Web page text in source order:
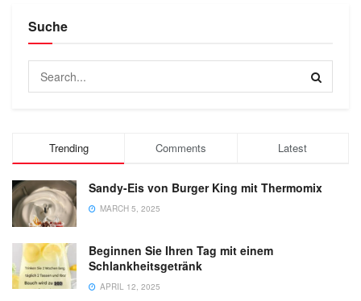
Suche
Trending Comments Latest
Sandy-Eis von Burger King mit Thermomix
MARCH 5, 2025
Beginnen Sie Ihren Tag mit einem
Schlankheitsgetränk
APRIL 12, 2025